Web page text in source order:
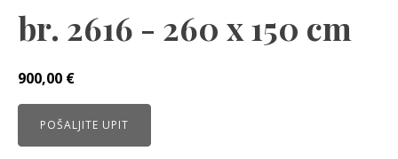
br. 2616 - 260 x 150 cm
900,00 €
POŠALJITE UPIT